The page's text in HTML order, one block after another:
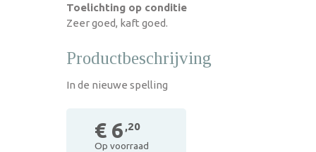
Toelichting op conditie
Zeer goed, kaft goed.
Productbeschrijving
In de nieuwe spelling
€ 6 ,20
Op voorraad